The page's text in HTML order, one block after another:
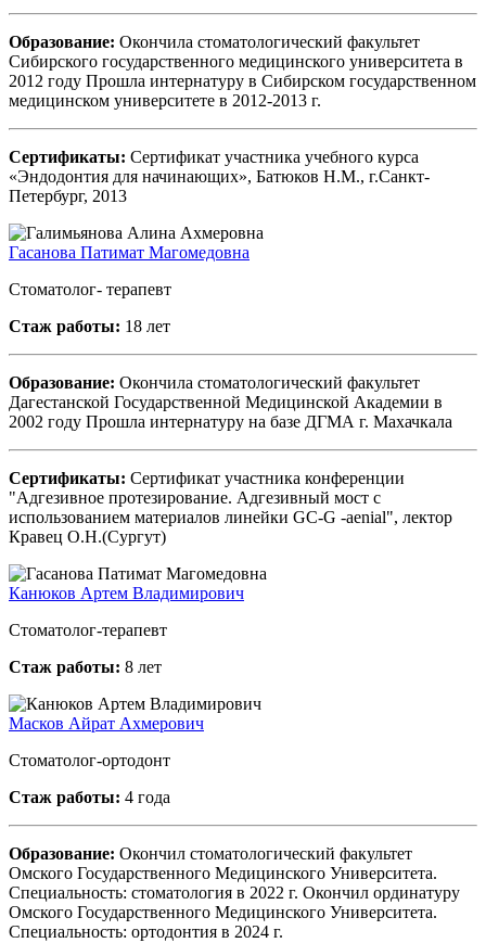
Образование: Окончила стоматологический факультет
Сибирского государственного медицинского университета в
2012 году Прошла интернатуру в Сибирском государственном
медицинском университете в 2012-2013 г.
Сертификаты: Сертификат участника учебного курса
«Эндодонтия для начинающих», Батюков Н.М., г.Санкт-
Петербург, 2013
Гасанова Патимат Магомедовна
Стоматолог- терапевт
Стаж работы: 18 лет
Образование: Окончила стоматологический факультет
Дагестанской Государственной Медицинской Академии в
2002 году Прошла интернатуру на базе ДГМА г. Махачкала
Сертификаты: Сертификат участника конференции
"Адгезивное протезирование. Адгезивный мост с
использованием материалов линейки GC-G -aenial", лектор
Кравец О.Н.(Сургут)
Канюков Артем Владимирович
Стоматолог-терапевт
Стаж работы: 8 лет
Масков Айрат Ахмерович
Стоматолог-ортодонт
Стаж работы: 4 года
Образование: Окончил стоматологический факультет
Омского Государственного Медицинского Университета.
Специальность: стоматология в 2022 г. Окончил ординатуру
Омского Государственного Медицинского Университета.
Специальность: ортодонтия в 2024 г.